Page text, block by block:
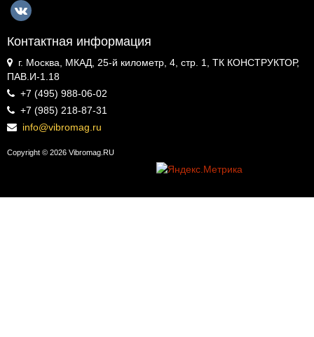
Контактная информация
г. Москва, МКАД, 25-й километр, 4, стр. 1, ТК КОНСТРУКТОР,
ПАВ.И-1.18
+7 (495) 988-06-02
+7 (985) 218-87-31
info@vibromag.ru
Copyright © 2026 Vibromag.RU